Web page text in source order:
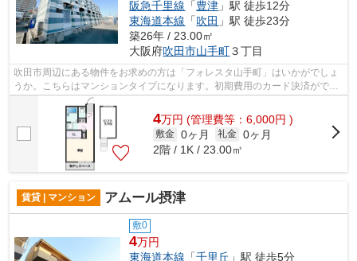
阪急千里線 「豊津 」駅 徒歩12分
東海道本線 「吹田 」駅 徒歩23分
築26年 / 23.00㎡
大阪府吹田市山手町３丁目
吹田市周辺にある物件をお求めの方は「フォレスタ山手町」はいかがでしょ
うか。こちらはマンションタイプになります。初期費用のカード決済ができ
ます。広々と空間を使える鉄骨造はい...
4万円 (管理費等：6,000円 )
敷金 0ヶ月 礼金 0ヶ月
2階 / 1K / 23.00㎡
賃貸 | マンション アムール摂津
敷0
4万円
東海道本線 「千里丘 」駅 徒歩5分